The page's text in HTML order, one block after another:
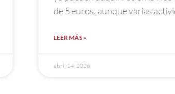
de 5 euros, aunque varias
LEER MÁS »
abril 14, 2026